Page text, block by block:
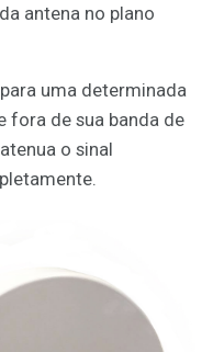
antena no plano
uma determinada
fora de sua banda de
o sinal